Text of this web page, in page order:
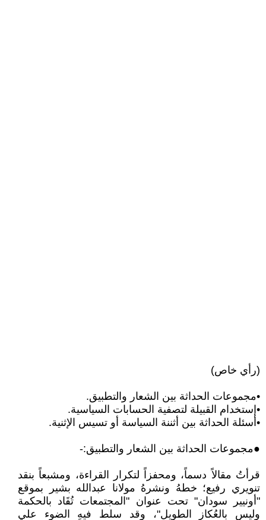
(رأي خاص)
•مجموعات الحداثة بين الشعار والتطبيق.
•إستخدام القبيلة لتصفية الحسابات السياسية.
•أسئلة الحداثة بين أثننة السياسة أو تسيس الإثنية.
●مجموعات الحداثة بين الشعار والتطبيق:-
قرأتُ مقالاً دسماً، ومحفزاً لتكرار القراءة، ومشبعاً بنقد
تنويري رفيع؛ خطهُ ونشرهُ مولانا عبدالله بشير بموقع
"أونيير سودان" تحت عنوان "المجتمعات تُقَاد بالحكمة
وليس بالعُكاز الطويل"، وقد سلط فيهِ الضوء علي